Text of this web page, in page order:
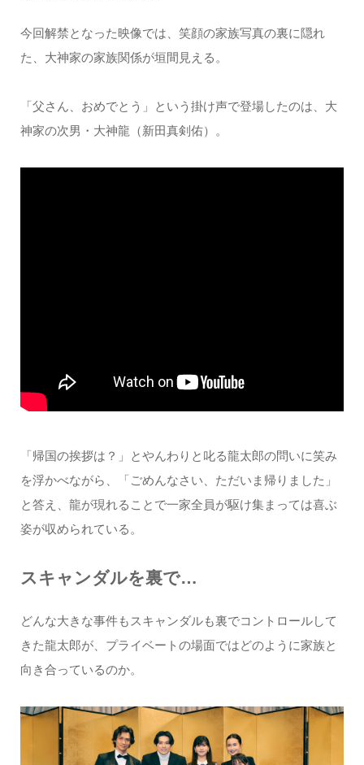
今回解禁となった映像では、笑顔の家族写真の裏に隠れ
た、大神家の家族関係が垣間見える。
「父さん、おめでとう」という掛け声で登場したのは、大
神家の次男・大神龍（新田真剣佑）。
「帰国の挨拶は？」とやんわりと叱る龍太郎の問いに笑み
を浮かべながら、「ごめんなさい、ただいま帰りました」
と答え、龍が現れることで一家全員が駆け集まっては喜ぶ
姿が収められている。
スキャンダルを裏で…
どんな大きな事件もスキャンダルも裏でコントロールして
きた龍太郎が、プライベートの場面ではどのように家族と
向き合っているのか。